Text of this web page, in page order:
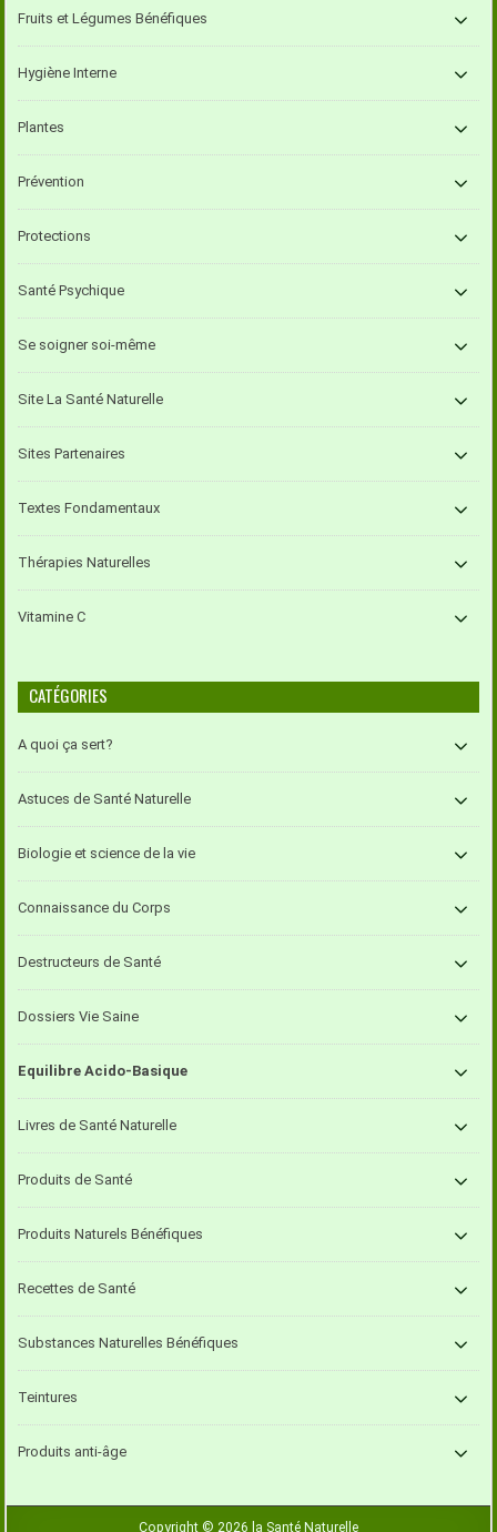
Fruits et Légumes Bénéfiques
Hygiène Interne
Plantes
Prévention
Protections
Santé Psychique
Se soigner soi-même
Site La Santé Naturelle
Sites Partenaires
Textes Fondamentaux
Thérapies Naturelles
Vitamine C
CATÉGORIES
A quoi ça sert?
Astuces de Santé Naturelle
Biologie et science de la vie
Connaissance du Corps
Destructeurs de Santé
Dossiers Vie Saine
Equilibre Acido-Basique
Livres de Santé Naturelle
Produits de Santé
Produits Naturels Bénéfiques
Recettes de Santé
Substances Naturelles Bénéfiques
Teintures
Produits anti-âge
Copyright © 2026 la Santé Naturelle